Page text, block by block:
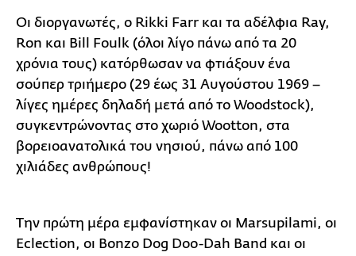
Οι διοργανωτές, ο Rikki Farr και τα αδέλφια Ray,
Ron και Bill Foulk (όλοι λίγο πάνω από τα 20
χρόνια τους) κατόρθωσαν να φτιάξουν ένα
σούπερ τριήμερο (29 έως 31 Αυγούστου 1969 –
λίγες ημέρες δηλαδή μετά από το Woodstock),
συγκεντρώνοντας στο χωριό Wootton, στα
βορειοανατολικά του νησιού, πάνω από 100
χιλιάδες ανθρώπους!
Την πρώτη μέρα εμφανίστηκαν οι Marsupilami, οι
Eclection, οι Bonzo Dog Doo-Dah Band και οι